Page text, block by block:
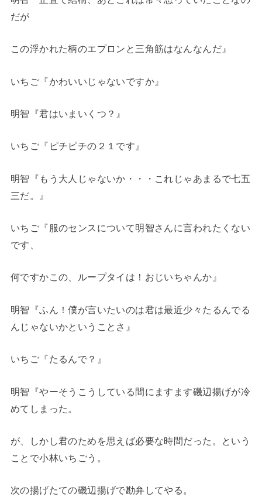
だが
この浮かれた柄のエプロンと三角筋はなんなんだ』
いちご『かわいいじゃないですか』
明智『君はいまいくつ？』
いちご『ピチピチの２１です』
明智『もう大人じゃないか・・・これじゃあまるで七五
三だ。』
いちご『服のセンスについて明智さんに言われたくない
です、
何ですかこの、ループタイは！おじいちゃんか』
明智『ふん！僕が言いたいのは君は最近少々たるんでる
んじゃないかということさ』
いちご『たるんで？』
明智『やーそうこうしている間にますます磯辺揚げが冷
めてしまった。
が、しかし君のためを思えば必要な時間だった。という
ことで小林いちごう。
次の揚げたての磯辺揚げで勘弁してやる。